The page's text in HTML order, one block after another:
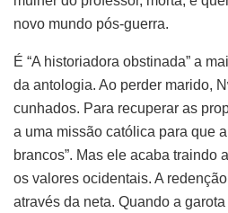
novo mundo pós-guerra.
É “A historiadora obstinada” a
da antologia. Ao perder marido,
cunhados. Para recuperar as
a uma missão católica para que
brancos”. Mas ele acaba traindo
os valores ocidentais. A
através da neta. Quando a